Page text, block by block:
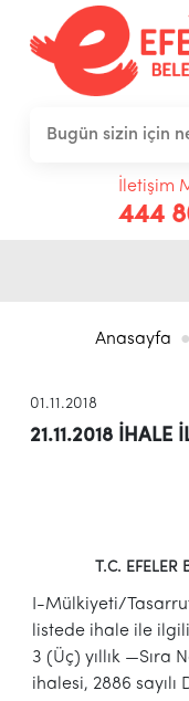
İletişim
444
Anasayfa
01.11.2018
21.11.2018 İHALE
T.C.
I-Mülkiyeti/
listede ihale ile
3 (Üç) yıllık —Sıra
ihalesi, 2886